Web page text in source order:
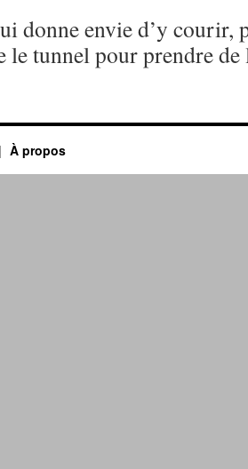
donne envie d’y courir,
le tunnel pour prendre de
À propos